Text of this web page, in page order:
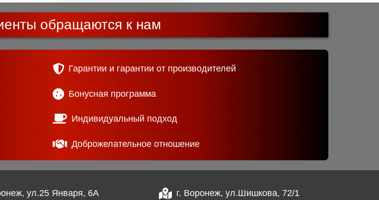
обращаются к нам
Гарантии и гарантии от производителей
Бонусная программа
Индивидуальный подход
Доброжелательное отношение
ул.25 Января, 6А г. Воронеж, ул.Шишкова, 72/1